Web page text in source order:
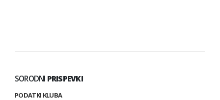
SORODNI PRISPEVKI
PODATKI KLUBA